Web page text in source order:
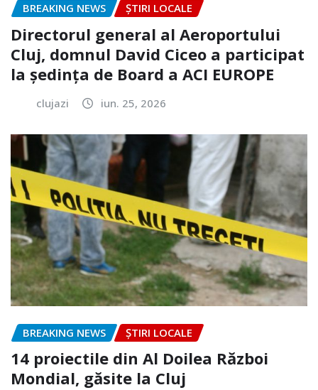
BREAKING NEWS ȘTIRI LOCALE
Directorul general al Aeroportului
Cluj, domnul David Ciceo a participat
la ședința de Board a ACI EUROPE
clujazi iun. 25, 2026
BREAKING NEWS ȘTIRI LOCALE
14 proiectile din Al Doilea Război
Mondial, găsite la Cluj